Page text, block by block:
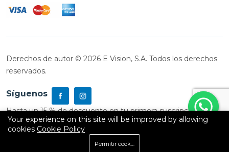
Derechos de autor © 2026 E Vision, S.A. Todos los derechos
reservados.
Síguenos
Hasta un 15 % de descuento en tu primera suscripción
Carrito
Your experience on this site will be improved by allowing
cookies Cookie Policy
Permitir cookies